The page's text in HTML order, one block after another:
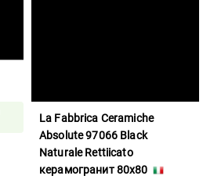
La Fabbrica Ceramiche
Absolute 97066 Black
Naturale Rettiicato
керамогранит 80x80